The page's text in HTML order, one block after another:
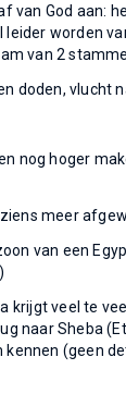
van God aan:
worden
van 2
doden, vlucht
nog hoger
meer
van een
krijgt veel te
naar Sheba
(geen